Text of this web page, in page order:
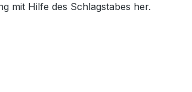
mit Hilfe des Schlagstabes her.